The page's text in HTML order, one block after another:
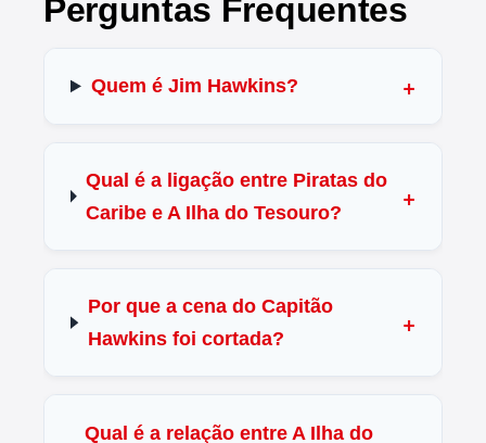
Perguntas Frequentes
Quem é Jim Hawkins?
Qual é a ligação entre Piratas do
Caribe e A Ilha do Tesouro?
Por que a cena do Capitão
Hawkins foi cortada?
Qual é a relação entre A Ilha do